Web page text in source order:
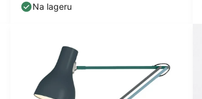
Na lageru